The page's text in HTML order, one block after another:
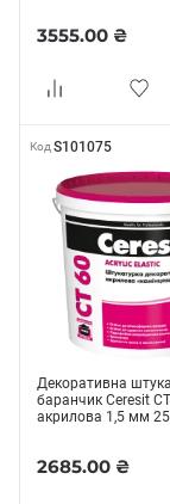
3555.00 ₴
Код S101075
Декоративна
баранчик Ceresit
акрилова 1,5 мм 25
2685.00 ₴